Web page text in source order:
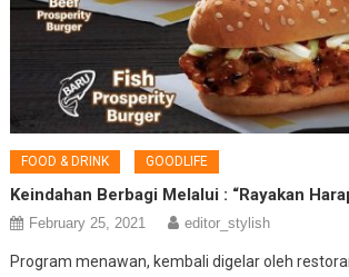
FOOD & DRINK GOODLIFE
Keindahan Berbagi Melalui : “Rayakan
February 25, 2021 editor_stylish
Program menawan, kembali digelar oleh